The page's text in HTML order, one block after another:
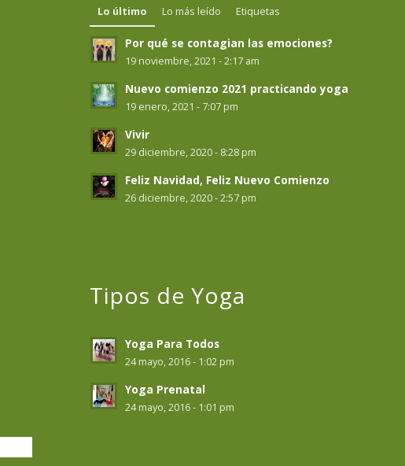
Lo último Lo más leído Etiquetas
Por qué se contagian las emociones?
19 noviembre, 2021 - 2:17 am
Nuevo comienzo 2021 practicando yoga
19 enero, 2021 - 7:07 pm
Vivir
29 diciembre, 2020 - 8:28 pm
Feliz Navidad, Feliz Nuevo Comienzo
26 diciembre, 2020 - 2:57 pm
Tipos de Yoga
Yoga Para Todos
24 mayo, 2016 - 1:02 pm
Yoga Prenatal
24 mayo, 2016 - 1:01 pm